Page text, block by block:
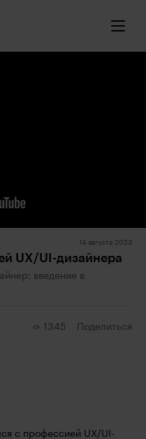
14 августа 2023
UX/UI-дизайнера
введение в
1345 Поделиться
с профессией UX/UI-